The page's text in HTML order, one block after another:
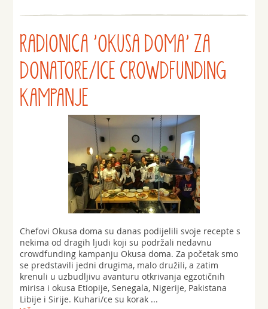
RADIONICA 'OKUSA DOMA' ZA
DONATORE/ICE CROWDFUNDING
KAMPANJE
Chefovi Okusa doma su danas podijelili svoje recepte s
nekima od dragih ljudi koji su podržali nedavnu
crowdfunding kampanju Okusa doma. Za početak smo
se predstavili jedni drugima, malo družili, a zatim
krenuli u uzbudljivu avanturu otkrivanja egzotičnih
mirisa i okusa Etiopije, Senegala, Nigerije, Pakistana
Libije i Sirije. Kuhari/ce su korak ...